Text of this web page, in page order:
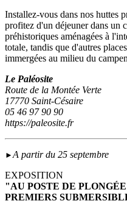
Installez-vous dans nos huttes
profitez d'un déjeuner dans un
préhistoriques aménagées à
totale, tandis que d'autres
immergées au milieu du
Le Paléosite
Route de la Montée Verte
17770 Saint-Césaire
05 46 97 90 90
https://paleosite.fr
►A partir du 25 septembre
EXPOSITION
"AU POSTE DE
PREMIERS